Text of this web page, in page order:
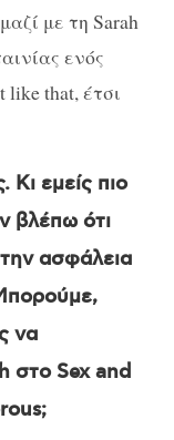
με τη Sarah
ενός
like that, έτσι
εμείς πιο
βλέπω ότι
ασφάλεια
να
στο Sex and
;